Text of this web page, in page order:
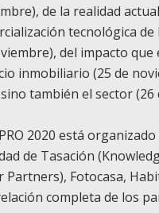
de la realidad
tecnológica
del impacto
inmobiliario (25 de
también el sector (26
2020 está
de Tasación (
Partners), Fotocasa,
completa de los